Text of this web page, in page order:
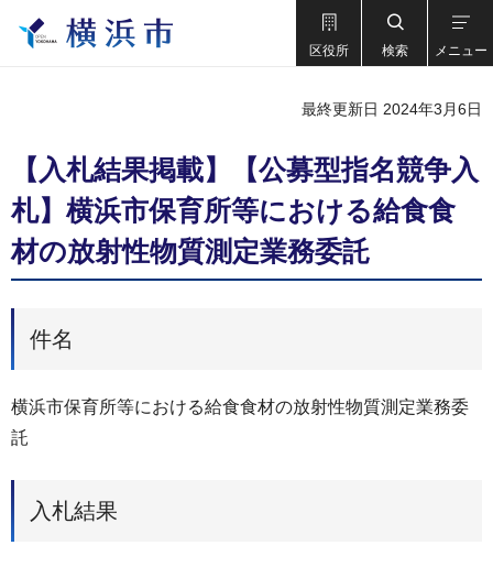
区役所 検索 メニュー
最終更新日 2024年3月6日
【入札結果掲載】【公募型指名競争入
札】横浜市保育所等における給食食
材の放射性物質測定業務委託
件名
横浜市保育所等における給食食材の放射性物質測定業務委
託
入札結果